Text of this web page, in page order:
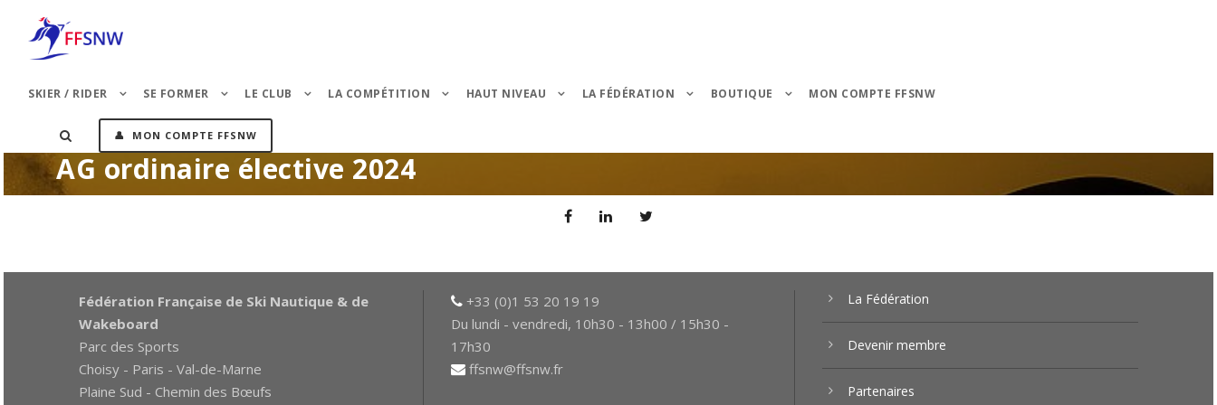
SKIER / RIDER SE FORMER LE CLUB LA COMPÉTITION HAUT NIVEAU LA FÉDÉRATION BOUTIQUE MON COMPTE FFSNW
👤 MON COMPTE FFSNW
AG ordinaire élective 2024
Fédération Française de Ski Nautique & de
Wakeboard
Parc des Sports
Choisy - Paris - Val-de-Marne
Plaine Sud - Chemin des Bœufs
+33 (0)1 53 20 19 19
Du lundi - vendredi, 10h30 - 13h00 / 15h30 -
17h30
ffsnw@ffsnw.fr
La Fédération
Devenir membre
Partenaires